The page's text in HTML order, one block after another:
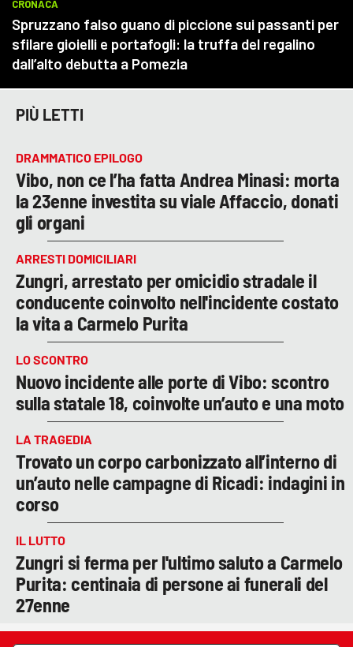
PIÙ LETTI
DRAMMATICO EPILOGO
Vibo, non ce l’ha fatta Andrea Minasi: morta
la 23enne investita su viale Affaccio, donati
gli organi
ARRESTI DOMICILIARI
Zungri, arrestato per omicidio stradale il
conducente coinvolto nell'incidente costato
la vita a Carmelo Purita
LO SCONTRO
Nuovo incidente alle porte di Vibo: scontro
sulla statale 18, coinvolte un’auto e una moto
LA TRAGEDIA
Trovato un corpo carbonizzato all’interno di
un’auto nelle campagne di Ricadi: indagini in
corso
IL LUTTO
Zungri si ferma per l'ultimo saluto a Carmelo
Purita: centinaia di persone ai funerali del
27enne